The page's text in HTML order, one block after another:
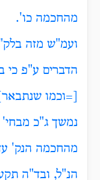
מהחכמה כו'.
ועמ"ש מזה
הדברים ע"פ כי
[=וכמו שנתבאר]
נמשך ג"כ מבחי'
מהחכמה הנק'
הנ"ל, ובד"ה